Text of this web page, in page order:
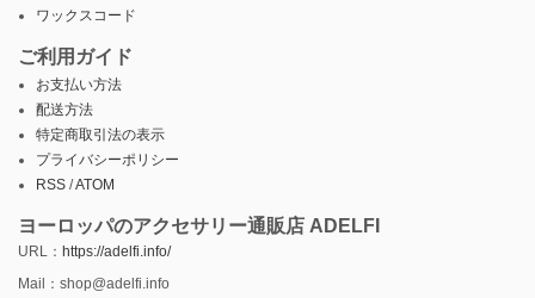
ワックスコード
ご利用ガイド
お支払い方法
配送方法
特定商取引法の表示
プライバシーポリシー
RSS /ATOM
ヨーロッパのアクセサリー通販店 ADELFI
URL： https://adelfi.info/
Mail：shop@adelfi.info